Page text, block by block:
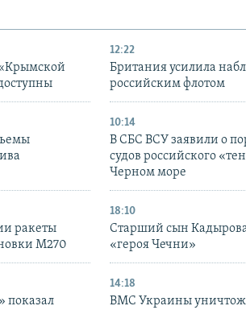
12:22
Британия усилила
российским флотом
10:14
В СБС ВСУ заявили о
судов российского
Черном море
ракеты
M270
18:10
Старший сын
«героя Чечни»
показал
14:18
ВМС Украины